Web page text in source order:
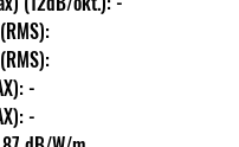
(RMS):
(RMS):
-
-